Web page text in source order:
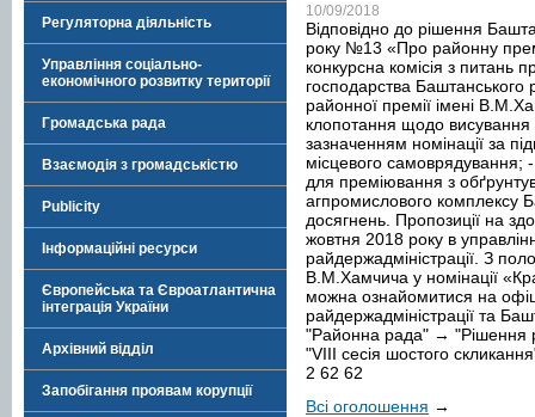
Регуляторна діяльність
Управління соціально-
економічного розвитку території
Громадська рада
Взаємодія з громадськістю
Publicity
Інформаційні ресурси
Європейська та Євроатлантична
інтеграція України
Архівний відділ
Запобігання проявам корупції
10/09/2018
Відповідно до рішення
року №13 «Про районну
конкурсна комісія з питань
господарства Баштанського
районної премії імені
клопотання щодо висування
зазначенням номінації за
місцевого самоврядування;
для преміювання з
агпромислового комплексу
досягнень. Пропозиції на
жовтня 2018 року в
райдержадміністрації. З
В.М.Хамчича у номінації
можна ознайомитися на
райдержадміністрації та
"Районна рада" → "Рішення
"VIII сесія шостого
2 62 62
Всі оголошення →